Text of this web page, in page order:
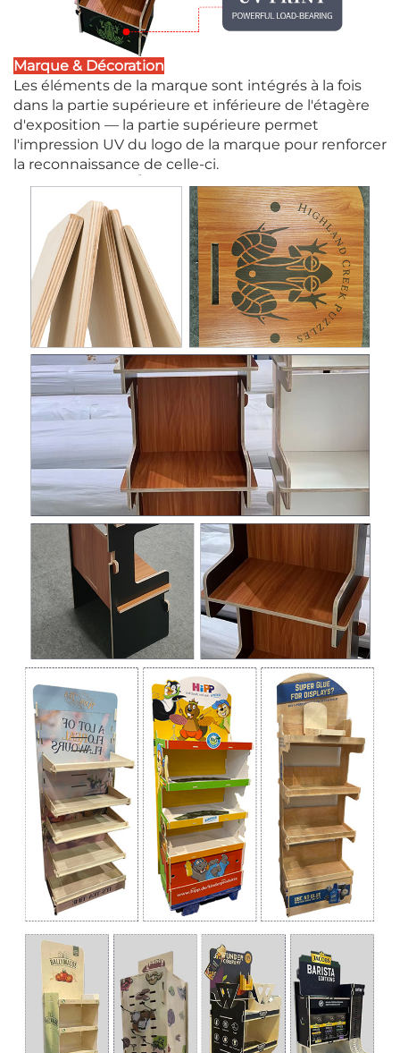
Marque & Décoration
Les éléments de la marque sont intégrés à la fois
dans la partie supérieure et inférieure de l'étagère
d'exposition — la partie supérieure permet
l'impression UV du logo de la marque pour renforcer
la reconnaissance de celle-ci.